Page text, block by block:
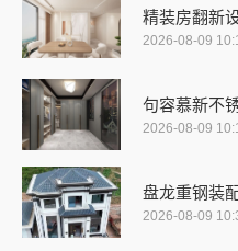
精装房翻新
2026-08-09
句容慕新不
2026-08-09
盘龙重钢装
2026-08-09